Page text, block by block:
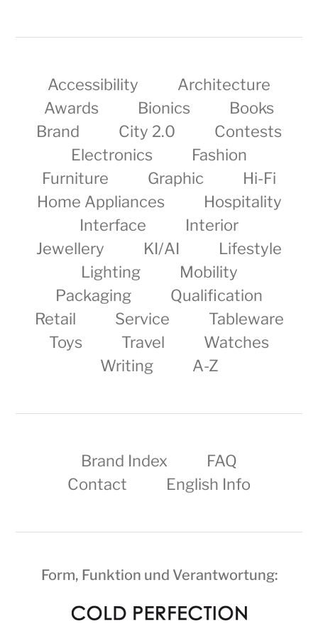
Accessibility
Architecture
Awards
Bionics
Books
Brand
City 2.0
Contests
Electronics
Fashion
Furniture
Graphic
Hi-Fi
Home Appliances
Hospitality
Interface
Interior
Jewellery
KI/AI
Lifestyle
Lighting
Mobility
Packaging
Qualification
Retail
Service
Tableware
Toys
Travel
Watches
Writing
A-Z
Brand Index
FAQ
Contact
English Info
Form, Funktion und Verantwortung: